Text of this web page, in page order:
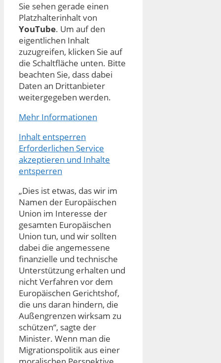
Sie sehen gerade einen
Platzhalterinhalt von
YouTube. Um auf den
eigentlichen Inhalt
zuzugreifen, klicken Sie auf
die Schaltfläche unten. Bitte
beachten Sie, dass dabei
Daten an Drittanbieter
weitergegeben werden.
Mehr Informationen
Inhalt entsperren
Erforderlichen Service
akzeptieren und Inhalte
entsperren
„Dies ist etwas, das wir im
Namen der Europäischen
Union im Interesse der
gesamten Europäischen
Union tun, und wir sollten
dabei die angemessene
finanzielle und technische
Unterstützung erhalten und
nicht Verfahren vor dem
Europäischen Gerichtshof,
die uns daran hindern, die
Außengrenzen wirksam zu
schützen“, sagte der
Minister. Wenn man die
Migrationspolitik aus einer